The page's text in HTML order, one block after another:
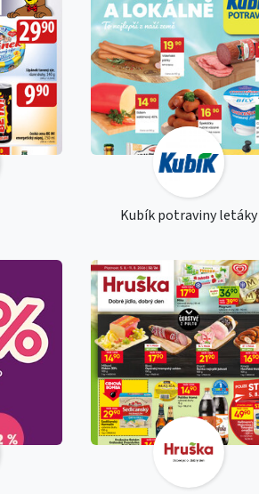
Kubík potraviny letáky